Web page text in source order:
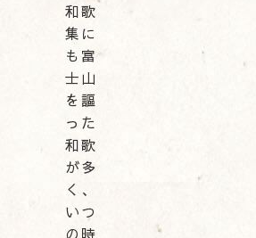
和歌
集に
も富
士山
を謳
った
和歌
が多
く、
いつ
の時